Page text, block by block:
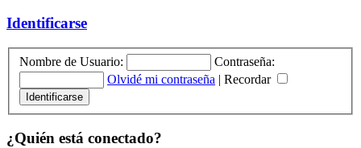
Identificarse
Nombre de Usuario:
Contraseña:
Olvidé mi contraseña | Recordar
¿Quién está conectado?